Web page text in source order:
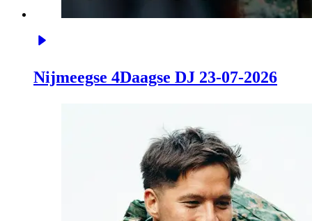
Nijmeegse 4Daagse DJ 23-07-2026